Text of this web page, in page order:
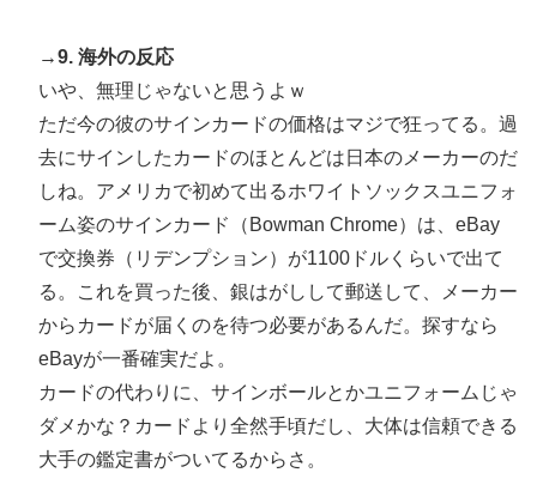
→9. 海外の反応
いや、無理じゃないと思うよｗ
ただ今の彼のサインカードの価格はマジで狂ってる。過
去にサインしたカードのほとんどは日本のメーカーのだ
しね。アメリカで初めて出るホワイトソックスユニフォ
ーム姿のサインカード（Bowman Chrome）は、eBay
で交換券（リデンプション）が1100ドルくらいで出て
る。これを買った後、銀はがしして郵送して、メーカー
からカードが届くのを待つ必要があるんだ。探すなら
eBayが一番確実だよ。
カードの代わりに、サインボールとかユニフォームじゃ
ダメかな？カードより全然手頃だし、大体は信頼できる
大手の鑑定書がついてるからさ。